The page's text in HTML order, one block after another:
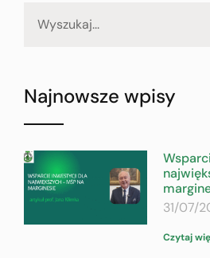
Najnowsze wpisy
31/07/
Czytaj